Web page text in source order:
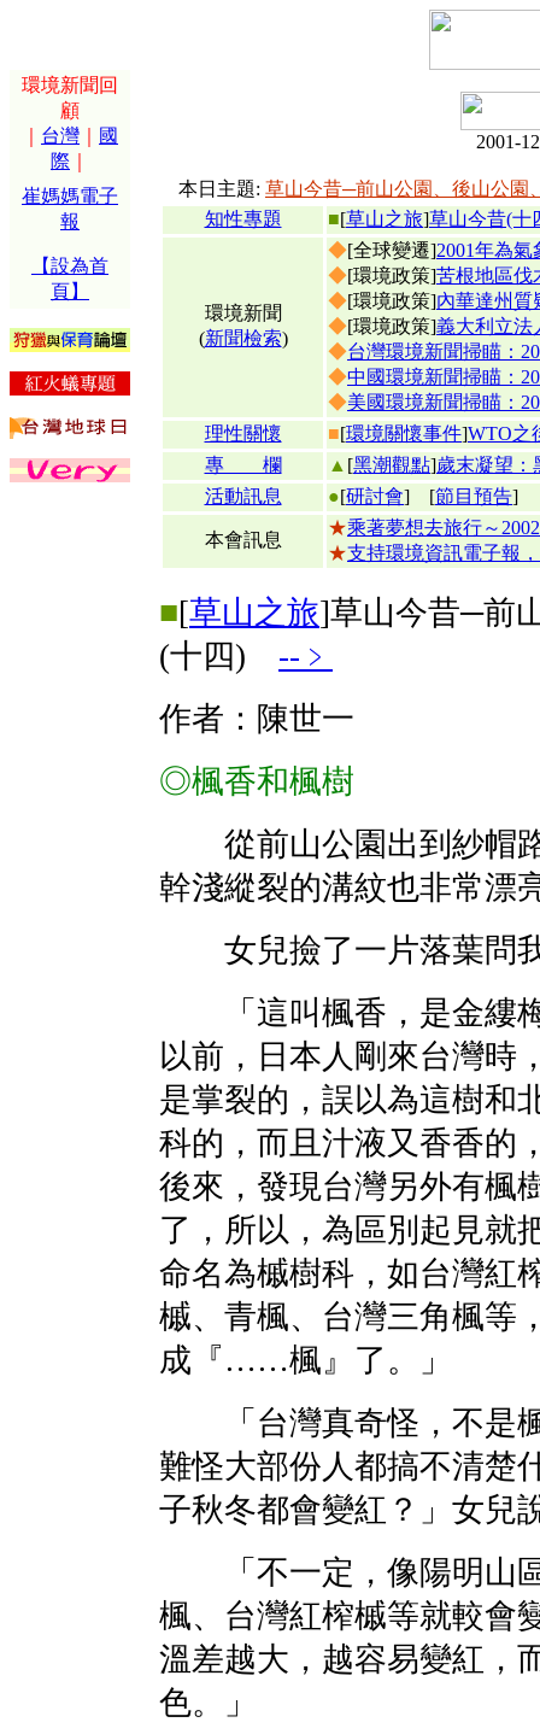
環境新聞回
顧
台灣
國
際
崔媽媽電子
報
【設為首
頁】
2001-
本日主題: 草山今昔─前山公園、後山公園
知性專題
■[草山之旅]草山今昔(十
環境新聞
(新聞檢索)
◆[全球變遷]2001年為
◆[環境政策]苦根地區伐
◆[環境政策]內華達州質
◆[環境政策]義大利立法
◆台灣環境新聞掃瞄：
◆中國環境新聞掃瞄：
◆美國環境新聞掃瞄：
理性關懷
■[環境關懷事件]WTO之
專 欄
▲ [黑潮觀點]歲末凝望：
活動訊息
●[研討會] [節目預告]
本會訊息
★乘著夢想去旅行～
★支持環境資訊電子報
■[草山之旅]草山今昔─前
(十四) --﹥
作者：陳世一
◎楓香和楓樹
從前山公園出到紗帽路
幹淺縱裂的溝紋也非常漂
女兒撿了一片落葉問
「這叫楓香，是金縷
以前，日本人剛來台灣時
是掌裂的，誤以為這樹和
科的，而且汁液又香香的
後來，發現台灣另外有楓
了，所以，為區別起見就
命名為槭樹科，如台灣紅
槭、青楓、台灣三角楓等
成『……楓』了。」
「台灣真奇怪，不是楓
難怪大部份人都搞不清楚
子秋冬都會變紅？」女兒
「不一定，像陽明山區
楓、台灣紅榨槭等就較會
溫差越大，越容易變紅，
色。」